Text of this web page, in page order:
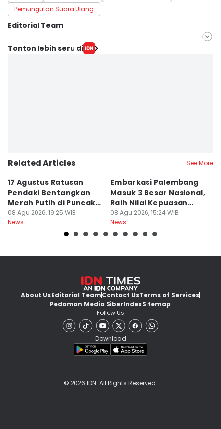
Pemungutan Suara Ulang
Editorial Team
Editor
Tonton lebih seru di
Related Articles See More
17 Agustus Ratusan
Pendaki Bentangkan
Merah Putih di Puncak
Dempo
08 Agu 2026, 19:25 WIB
News
Embarkasi Palembang
Masuk 3 Besar Nasional,
Raih Nilai Kepuasan
86,65
08 Agu 2026, 15:24 WIB
News
About UsEditorial TeamContact UsTerms of Services
Pedoman Media SiberIndexSitemap
Follow Us
Download
© 2026 IDN. All Rights Reserved.